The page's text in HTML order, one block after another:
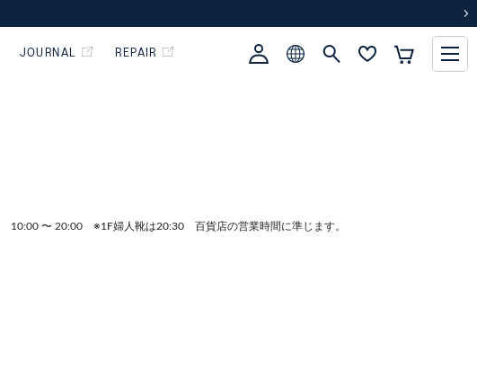
JOURNAL REPAIR
10:00 〜 20:00 ※1F婦人靴は20:30 百貨店の営業時間に準じます。